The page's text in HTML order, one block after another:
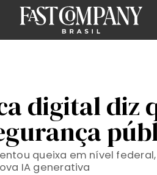
digital diz
queixa em nível federal,
IA generativa